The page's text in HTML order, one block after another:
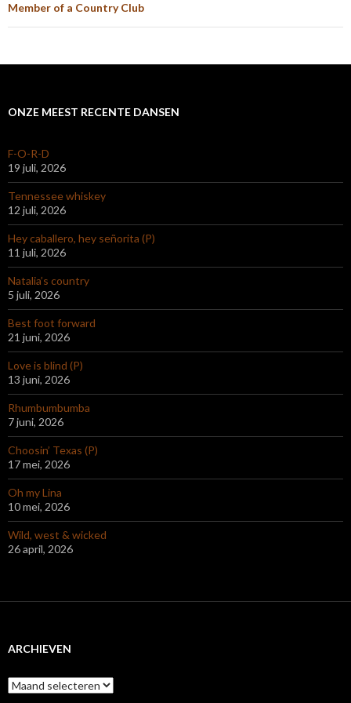
Member of a Country Club
ONZE MEEST RECENTE DANSEN
F-O-R-D
19 juli, 2026
Tennessee whiskey
12 juli, 2026
Hey caballero, hey señorita (P)
11 juli, 2026
Natalia’s country
5 juli, 2026
Best foot forward
21 juni, 2026
Love is blind (P)
13 juni, 2026
Rhumbumbumba
7 juni, 2026
Choosin’ Texas (P)
17 mei, 2026
Oh my Lina
10 mei, 2026
Wild, west & wicked
26 april, 2026
ARCHIEVEN
Archieven